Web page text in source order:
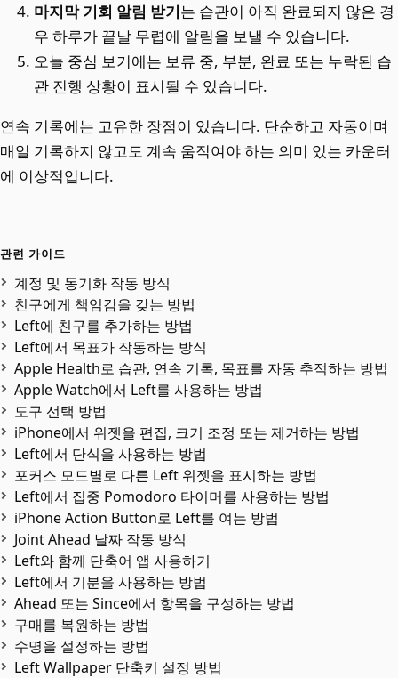
마지막 기회 알림 받기는 습관이 아직 완료되지 않은 경
우 하루가 끝날 무렵에 알림을 보낼 수 있습니다.
오늘 중심 보기에는 보류 중, 부분, 완료 또는 누락된 습
관 진행 상황이 표시될 수 있습니다.
연속 기록에는 고유한 장점이 있습니다. 단순하고 자동이며
매일 기록하지 않고도 계속 움직여야 하는 의미 있는 카운터
에 이상적입니다.
관련 가이드
계정 및 동기화 작동 방식
친구에게 책임감을 갖는 방법
Left에 친구를 추가하는 방법
Left에서 목표가 작동하는 방식
Apple Health로 습관, 연속 기록, 목표를 자동 추적하는 방법
Apple Watch에서 Left를 사용하는 방법
도구 선택 방법
iPhone에서 위젯을 편집, 크기 조정 또는 제거하는 방법
Left에서 단식을 사용하는 방법
포커스 모드별로 다른 Left 위젯을 표시하는 방법
Left에서 집중 Pomodoro 타이머를 사용하는 방법
iPhone Action Button로 Left를 여는 방법
Joint Ahead 날짜 작동 방식
Left와 함께 단축어 앱 사용하기
Left에서 기분을 사용하는 방법
Ahead 또는 Since에서 항목을 구성하는 방법
구매를 복원하는 방법
수명을 설정하는 방법
Left Wallpaper 단축키 설정 방법